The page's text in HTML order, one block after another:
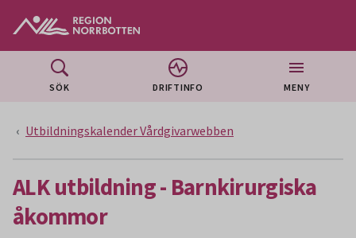
SÖK DRIFTINFO MENY
Utbildningskalender Vårdgivarwebben
ALK utbildning - Barnkirurgiska
åkommor